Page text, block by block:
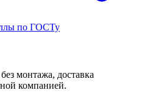
по ГОСТу
монтажа, доставка
компанией.